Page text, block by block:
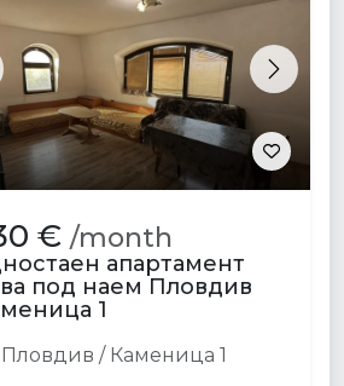
Next
€ /month
апартамент
под наем Пловдив
1
Пловдив / Каменица 1